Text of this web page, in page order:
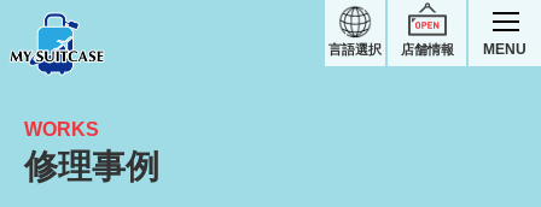
店舗情報
言語選択 MENU
WORKS
修理事例